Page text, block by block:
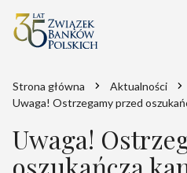
Strona główna Aktualności
Uwaga! Ostrzegamy przed
Uwaga!
oszukańczą